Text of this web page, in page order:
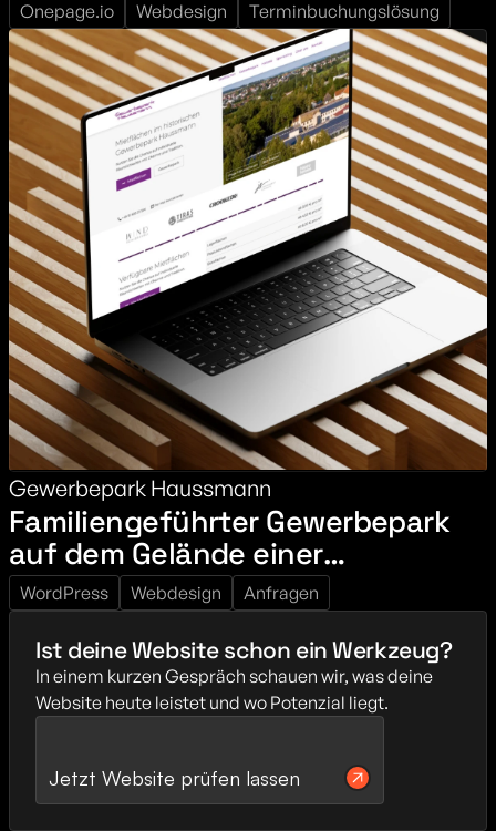
Onepage.io Webdesign Terminbuchungslösung
Gewerbepark Haussmann
Familiengeführter Gewerbepark
auf dem Gelände einer
ehemaligen Textilfabrik
WordPress Webdesign Anfragen
Ist deine Website schon ein Werkzeug?
In einem kurzen Gespräch schauen wir, was deine
Website heute leistet und wo Potenzial liegt.
Jetzt Website prüfen lassen